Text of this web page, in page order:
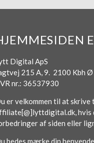
Digital ApS
215 A, 9. 2100 Kbh Ø
nr.: 36537930
er velkommen til at skrive
hvis
af siden eller